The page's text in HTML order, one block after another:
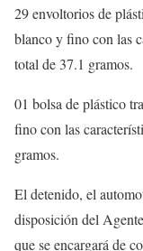
29 envoltorios de
blanco y fino con las
total de 37.1 gramos.
01 bolsa de plástico
fino con las
gramos.
El detenido, el
disposición del
que se encargará de